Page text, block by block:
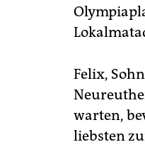
Felix,
warten,
liebsten